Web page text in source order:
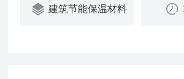
建筑节能保温材料